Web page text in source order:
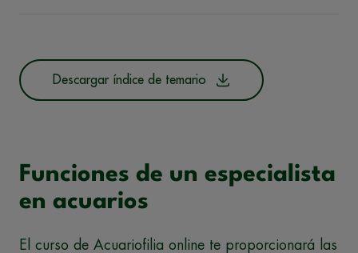
Descargar índice de temario
Funciones de un especialista
en acuarios
El curso de Acuariofilia online te proporcionará las